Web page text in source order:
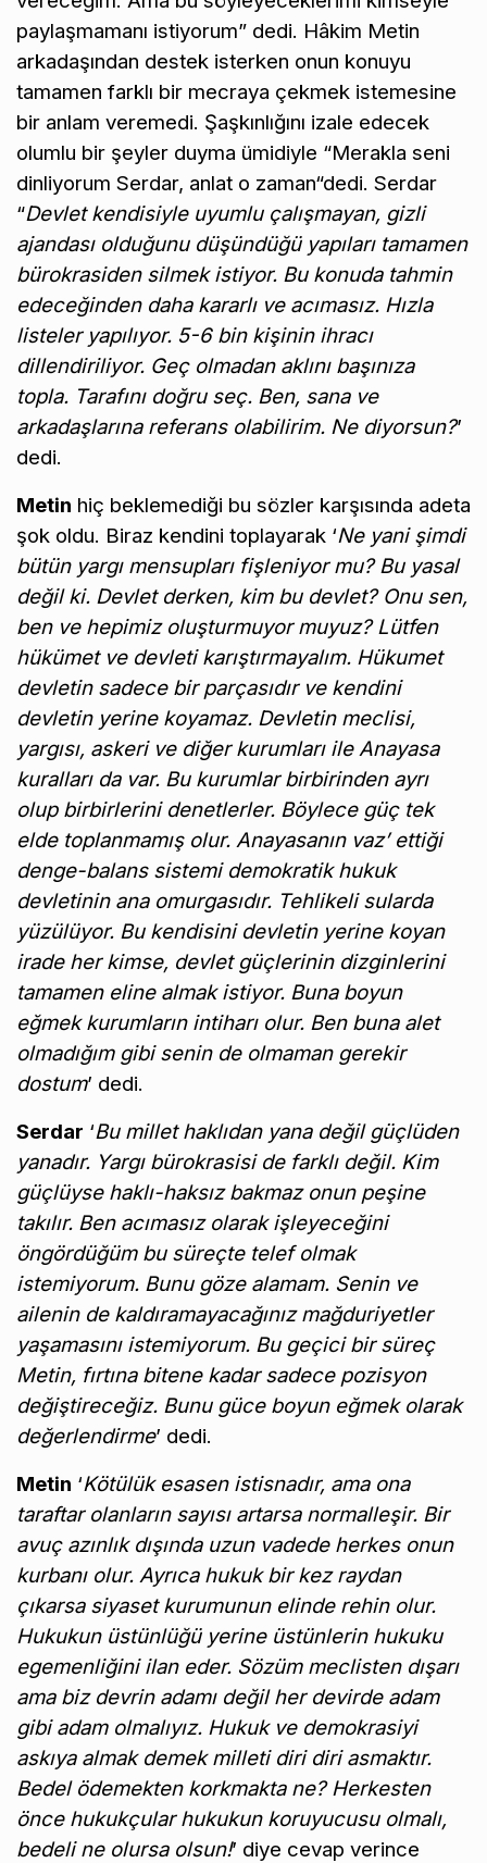
paylaşmamanı istiyorum” dedi. Hâkim Metin
arkadaşından destek isterken onun konuyu
tamamen farklı bir mecraya çekmek istemesine
bir anlam veremedi. Şaşkınlığını izale edecek
olumlu bir şeyler duyma ümidiyle “Merakla seni
dinliyorum Serdar, anlat o zaman“dedi. Serdar
“Devlet kendisiyle uyumlu çalışmayan, gizli
ajandası olduğunu düşündüğü yapıları tamamen
bürokrasiden silmek istiyor. Bu konuda tahmin
edeceğinden daha kararlı ve acımasız. Hızla
listeler yapılıyor. 5-6 bin kişinin ihracı
dillendiriliyor. Geç olmadan aklını başınıza
topla. Tarafını doğru seç. Ben, sana ve
arkadaşlarına referans olabilirim. Ne diyorsun?’
dedi.
Metin hiç beklemediği bu sözler karşısında adeta
şok oldu. Biraz kendini toplayarak ‘Ne yani şimdi
bütün yargı mensupları fişleniyor mu? Bu yasal
değil ki. Devlet derken, kim bu devlet? Onu sen,
ben ve hepimiz oluşturmuyor muyuz? Lütfen
hükümet ve devleti karıştırmayalım. Hükumet
devletin sadece bir parçasıdır ve kendini
devletin yerine koyamaz. Devletin meclisi,
yargısı, askeri ve diğer kurumları ile Anayasa
kuralları da var. Bu kurumlar birbirinden ayrı
olup birbirlerini denetlerler. Böylece güç tek
elde toplanmamış olur. Anayasanın vaz’ ettiği
denge-balans sistemi demokratik hukuk
devletinin ana omurgasıdır. Tehlikeli sularda
yüzülüyor. Bu kendisini devletin yerine koyan
irade her kimse, devlet güçlerinin dizginlerini
tamamen eline almak istiyor. Buna boyun
eğmek kurumların intiharı olur. Ben buna alet
olmadığım gibi senin de olmaman gerekir
dostum’ dedi.
Serdar ‘Bu millet haklıdan yana değil güçlüden
yanadır. Yargı bürokrasisi de farklı değil. Kim
güçlüyse haklı-haksız bakmaz onun peşine
takılır. Ben acımasız olarak işleyeceğini
öngördüğüm bu süreçte telef olmak
istemiyorum. Bunu göze alamam. Senin ve
ailenin de kaldıramayacağınız mağduriyetler
yaşamasını istemiyorum. Bu geçici bir süreç
Metin, fırtına bitene kadar sadece pozisyon
değiştireceğiz. Bunu güce boyun eğmek olarak
değerlendirme’ dedi.
Metin ‘Kötülük esasen istisnadır, ama ona
taraftar olanların sayısı artarsa normalleşir. Bir
avuç azınlık dışında uzun vadede herkes onun
kurbanı olur. Ayrıca hukuk bir kez raydan
çıkarsa siyaset kurumunun elinde rehin olur.
Hukukun üstünlüğü yerine üstünlerin hukuku
egemenliğini ilan eder. Sözüm meclisten dışarı
ama biz devrin adamı değil her devirde adam
gibi adam olmalıyız. Hukuk ve demokrasiyi
askıya almak demek milleti diri diri asmaktır.
Bedel ödemekten korkmakta ne? Herkesten
önce hukukçular hukukun koruyucusu olmalı,
bedeli ne olursa olsun!’ diye cevap verince